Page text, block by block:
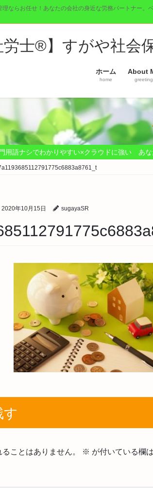
ならお任せ！あなたの会社の身近な労務パートナー
労士®︎】すがや社会
ホーム
home
About
greeting
用語ナシでわかりやすい×クラウドに強い あ
2020年10月15日 sugayaSR
す
ことはありません。 ※ が付いている欄